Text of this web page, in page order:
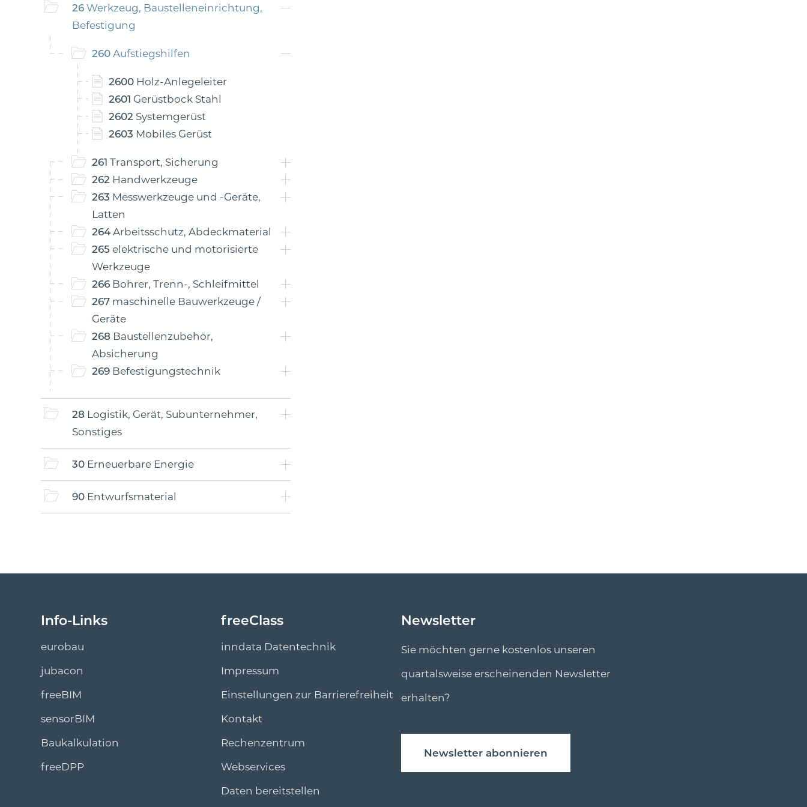
26 Werkzeug, Baustelleneinrichtung,
Befestigung
260 Aufstiegshilfen
2600 Holz-Anlegeleiter
2601 Gerüstbock Stahl
2602 Systemgerüst
2603 Mobiles Gerüst
261 Transport, Sicherung
262 Handwerkzeuge
263 Messwerkzeuge und -Geräte,
Latten
264Arbeitsschutz, Abdeckmaterial
265 elektrische und motorisierte
Werkzeuge
266 Bohrer, Trenn-, Schleifmittel
267 maschinelle Bauwerkzeuge /
Geräte
268 Baustellenzubehör,
Absicherung
269 Befestigungstechnik
28 Logistik, Gerät, Subunternehmer,
Sonstiges
30 Erneuerbare Energie
90 Entwurfsmaterial
Info-Links
eurobau
jubacon
freeBIM
sensorBIM
Baukalkulation
freeDPP
freeClass
inndata Datentechnik
Impressum
Einstellungen zur Barrierefreiheit
Kontakt
Rechenzentrum
Webservices
Daten bereitstellen
Newsletter
Sie möchten gerne kostenlos unseren
quartalsweise erscheinenden Newsletter
erhalten?
Newsletter abonnieren